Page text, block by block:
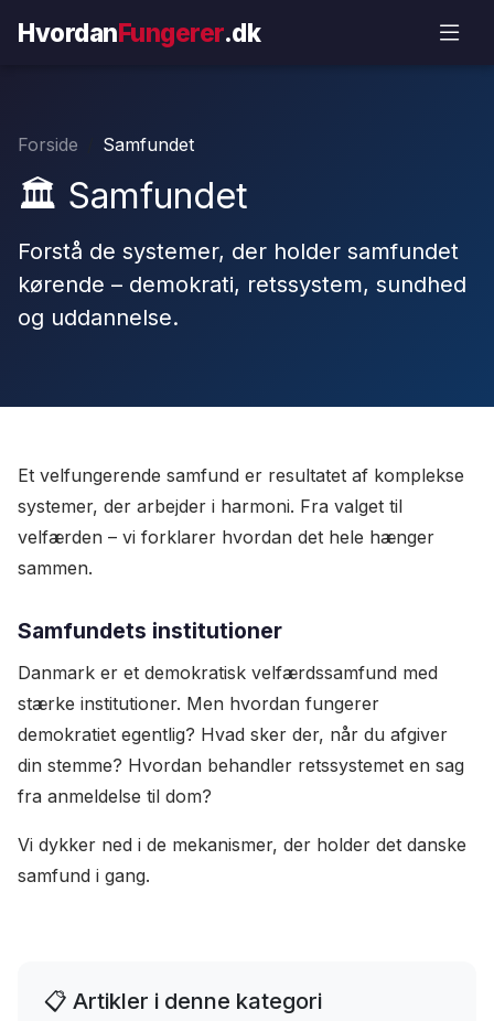
HvordanFungerer.dk
Forside Samfundet
🏛️ Samfundet
Forstå de systemer, der holder samfundet
kørende – demokrati, retssystem, sundhed
og uddannelse.
Et velfungerende samfund er resultatet af komplekse
systemer, der arbejder i harmoni. Fra valget til
velfærden – vi forklarer hvordan det hele hænger
sammen.
Samfundets institutioner
Danmark er et demokratisk velfærdssamfund med
stærke institutioner. Men hvordan fungerer
demokratiet egentlig? Hvad sker der, når du afgiver
din stemme? Hvordan behandler retssystemet en sag
fra anmeldelse til dom?
Vi dykker ned i de mekanismer, der holder det danske
samfund i gang.
📋 Artikler i denne kategori